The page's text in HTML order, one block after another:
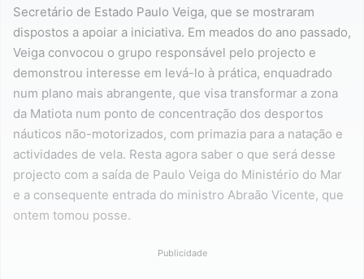
Secretário de Estado Paulo Veiga, que se mostraram
dispostos a apoiar a iniciativa. Em meados do ano passado,
Veiga convocou o grupo responsável pelo projecto e
demonstrou interesse em levá-lo à prática, enquadrado
num plano mais abrangente, que visa transformar a zona
da Matiota num ponto de concentração dos desportos
náuticos não-motorizados, com primazia para a natação e
actividades de vela. Resta agora saber o que será desse
projecto com a saída de Paulo Veiga do Ministério do Mar
e a consequente entrada do ministro Abraão Vicente, que
ontem tomou posse.
Publicidade